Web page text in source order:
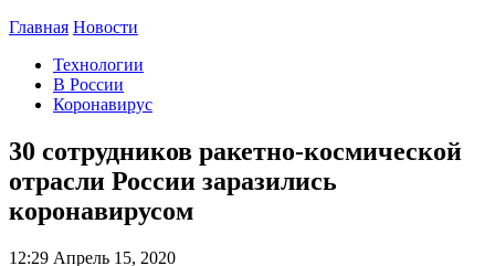
Главная Новости
Технологии
В России
Коронавирус
30 сотрудников ракетно-космической
отрасли России заразились
коронавирусом
12:29 Апрель 15, 2020